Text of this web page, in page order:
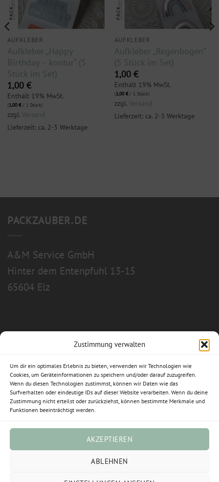
Zustimmung verwalten
Um dir ein optimales Erlebnis zu bieten, verwenden wir Technologien wie
Cookies, um Geräteinformationen zu speichern und/oder darauf zuzugreifen.
Wenn du diesen Technologien zustimmst, können wir Daten wie das
Surfverhalten oder eindeutige IDs auf dieser Website verarbeiten. Wenn du deine
Zustimmung nicht erteilst oder zurückziehst, können bestimmte Merkmale und
Funktionen beeinträchtigt werden.
AKZEPTIEREN
ABLEHNEN
AUFKLEBER
Aufkleber „Happy
Birthday – kontur“ (5
Stück im Set)
1,00 €
Enthält 19% MwSt.
(1,00€/ 1 Stück)
zzgl. Versand
Lieferzeit: ca. 2-3 Werktage
AUFKLEBER
Aufkleber „Regenbogen“
(5 Stück im Set)
1,00 €
Enthält 19% MwSt.
(1,00€/ 1 Stück)
zzgl. Versand
Lieferzeit: ca. 2-3 Werktage
PACKZAUBER.DE
A&M Service GmbH
Hinter dem Entenpfuhl 13-15
65604 Elz
Allgemeine Geschäftsbedingungen
Impressum
Datenschutzerklärung
Widerrufsbelehrung
Cookie-Richtlinie (EU)